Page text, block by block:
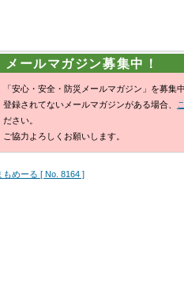
メールマガジン募集中！
「安心・安全・防災メールマガジン」を募集中
登録されてないメールマガジンがある場合、
ださい。
ご協力よろしくお願いします。
もめーる [ No. 8164 ]